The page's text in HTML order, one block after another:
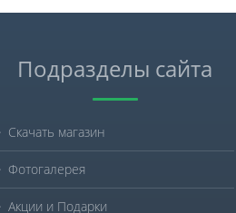
Подразделы сайта
Скачать магазин
Фотогалерея
Акции и Подарки